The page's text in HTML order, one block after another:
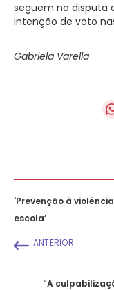
seguem na disputa
intenção de voto
Gabriela Varella
'Prevenção à
escola’
ANTERIOR
“A